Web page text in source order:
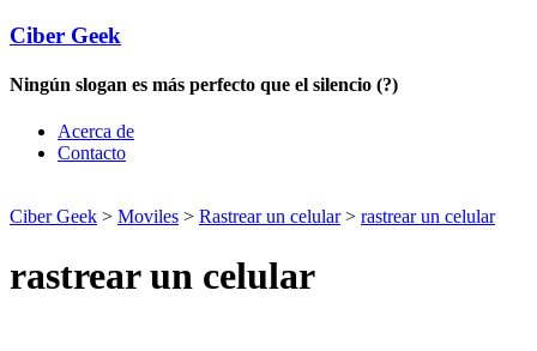
Ciber Geek
Ningún slogan es más perfecto que el silencio (?)
Acerca de
Contacto
Ciber Geek > Moviles > Rastrear un celular> rastrear un celular
rastrear un celular